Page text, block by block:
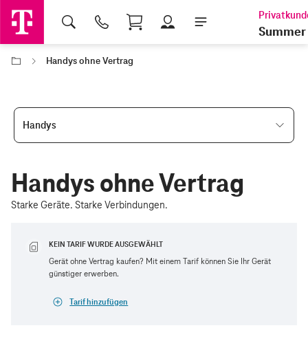
Shopping Cart
Summer
Handys ohne Vertrag
Handys
Handys ohne Vertrag
Starke Geräte. Starke Verbindungen.
KEIN TARIF WURDE AUSGEWÄHLT
Gerät ohne Vertrag kaufen? Mit einem Tarif können Sie Ihr Gerät
günstiger erwerben.
Tarif hinzufügen